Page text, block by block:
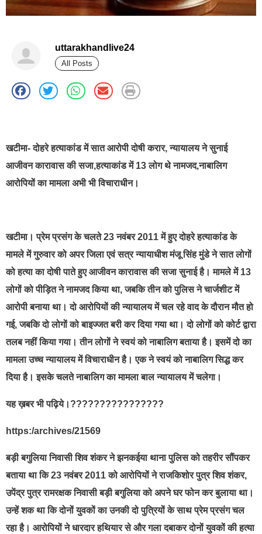
uttarakhandlive24
All Posts
खटीमा- दोहरे हत्याकांड में सात आरोपी दोषी करार, न्यायालय ने सुनाई
आजीवन कारावास की सजा,हत्याकांड में 13 लोग थे नामजद,नाबालिग
आरोपियों का मामला अभी भी विचाराधीन।
खटीमा। प्रेम प्रसंग के चलते 23 नवंबर 2011 में हुए दोहरे हत्याकांड के
मामले में गुरुवार को अपर जिला एवं सत्र न्यायाधीश मंजू सिंह मुंडे ने सात लोगों
को हत्या का दोषी पाते हुए आजीवन कारावास की सजा सुनाई है। मामले में 13
लोगों को पीड़ित ने नामजद किया था, जबकि तीन को पुलिस ने चार्जशीट में
आरोपी बनाया था। दो आरोपियों की न्यायालय में चल रहे वाद के दौरान मौत हो
गई, जबकि दो लोगों को बाइज्जत बरी कर दिया गया था। दो लोगों को कोर्ट द्वारा
तलब नहीं किया गया। तीन लोगों ने स्वयं को नाबालिग बताया है। इसमें दो का
मामला उच्च न्यायालय में विचाराधीन है। एक ने स्वयं को नाबालिग सिद्ध कर
दिया है। इसके चलते नाबालिग का मामला बाल न्यायालय में चलेगा।
यह ख़बर भी पढ़िये।????????????????
https:/archives/21569
बड़ी बगुलिया निवासी शिव शंकर ने झनकईया थाना पुलिस को तहरीर सौंपकर
बताया था कि 23 नवंबर 2011 को आरोपियों ने राजकिशोर पुत्र शिव शंकर,
उपेंद्र पुत्र रामरक्षक निवासी बड़ी बगुलिया को अपने घर फोन कर बुलाया था।
उन्हें शक था कि दोनों युवकों का उनकी दो पुत्रियों के साथ प्रेम प्रसंग चल
रहा है। आरोपियों ने धारदार हथियार से और गला दबाकर दोनों युवकों की हत्या